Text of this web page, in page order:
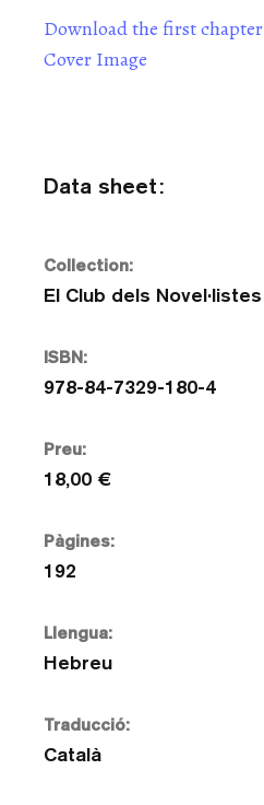
Download the first chapter
Cover Image
Data sheet:
Collection:
El Club dels Novel·listes
ISBN:
978-84-7329-180-4
Preu:
18,00 €
Pàgines:
192
Llengua:
Hebreu
Traducció:
Català